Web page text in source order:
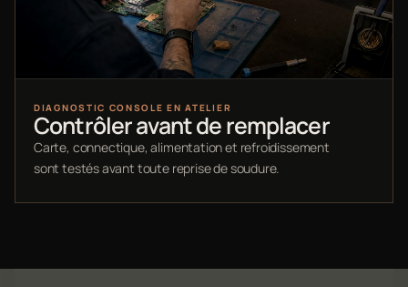
DIAGNOSTIC CONSOLE EN ATELIER
Contrôler avant de remplacer
Carte, connectique, alimentation et refroidissement
sont testés avant toute reprise de soudure.